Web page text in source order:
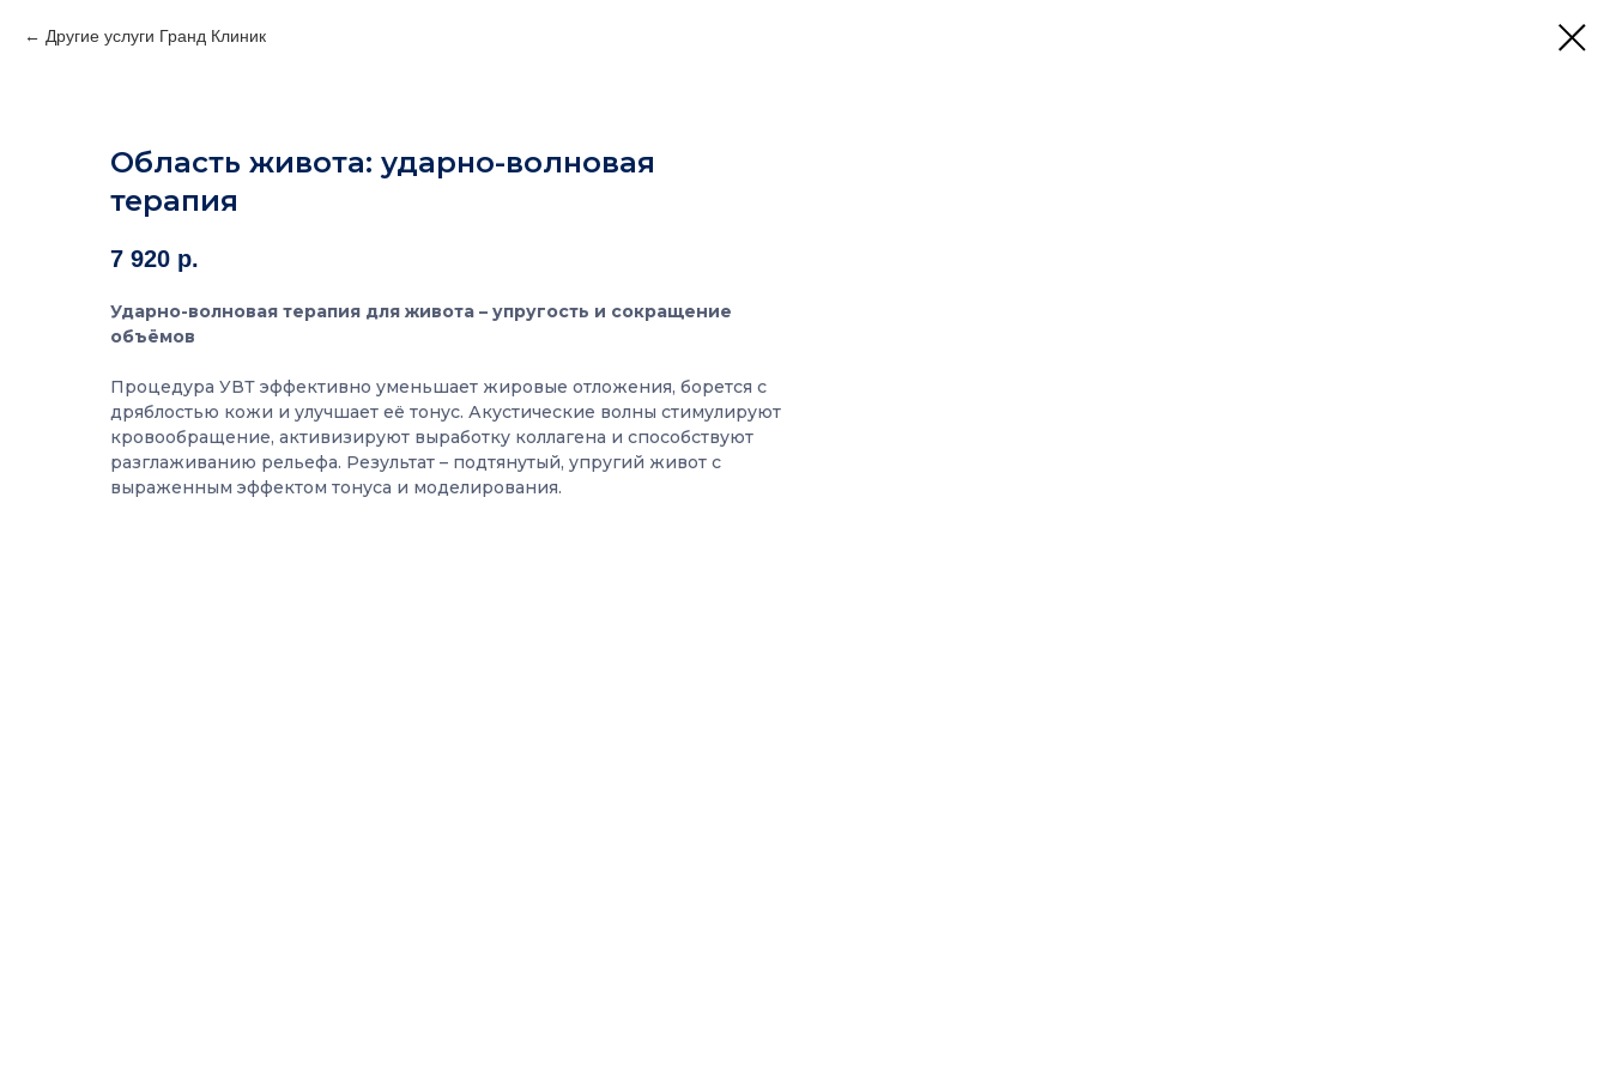
Другие услуги Гранд Клиник
Область живота: ударно-волновая
терапия
7 920 р.
Ударно-волновая терапия для живота – упругость и сокращение
объёмов
Процедура УВТ эффективно уменьшает жировые отложения, борется с
дряблостью кожи и улучшает её тонус. Акустические волны стимулируют
кровообращение, активизируют выработку коллагена и способствуют
разглаживанию рельефа. Результат – подтянутый, упругий живот с
выраженным эффектом тонуса и моделирования.